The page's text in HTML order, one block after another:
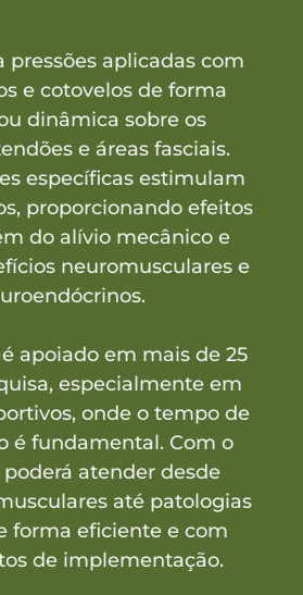
pressões aplicadas com
e cotovelos de forma
dinâmica sobre os
e áreas fasciais.
específicas estimulam
proporcionando efeitos
do alívio mecânico e
neuromusculares e
apoiado em mais de 25
especialmente em
onde o tempo de
é fundamental. Com o
poderá atender desde
até patologias
forma eficiente e com
de implementação.